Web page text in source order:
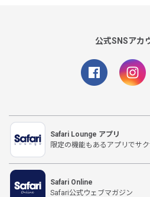
公式SNSアカ
Safari Lounge アプリ
限定の機能もあるアプリでサ
Safari Online
Safari公式ウェブマガジン